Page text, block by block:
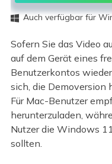
 Auch verfügbar für
Sofern Sie das Video
auf dem Gerät eines
Benutzerkontos
sich, die Demoversion
Für Mac-Benutzer
herunterzuladen,
Nutzer die Windows
sollten.